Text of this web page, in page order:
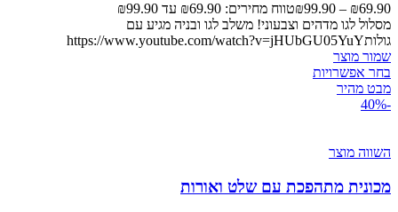
₪69.90
–
₪99.90
טווח מחירים: ⁦₪69.90⁩ עד ⁦₪99.90⁩
מסלול לגו מדהים וצבעוני! משלב לגו ובניה מגיע עם
גולותhttps://www.youtube.com/watch?v=jHUbGU05YuY
שמור מוצר
בחר אפשרויות
מבט מהיר
-40%
השווה מוצר
מכונית מתהפכת עם שלט ואורות